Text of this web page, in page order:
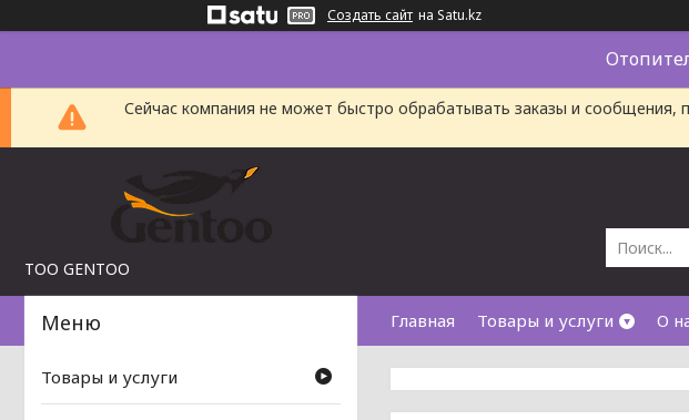
Создать сайт на Satu.kz
Сейчас компания не может быстро обрабатывать заказы и
TOO GENTOO
Главная Товары и услуги О
Товары и услуги